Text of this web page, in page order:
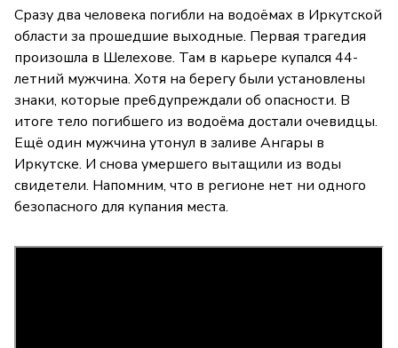
Сразу два человека погибли на водоёмах в Иркутской
области за прошедшие выходные. Первая трагедия
произошла в Шелехове. Там в карьере купался 44-
летний мужчина. Хотя на берегу были установлены
знаки, которые пре6дупреждали об опасности. В
итоге тело погибшего из водоёма достали очевидцы.
Ещё один мужчина утонул в заливе Ангары в
Иркутске. И снова умершего вытащили из воды
свидетели. Напомним, что в регионе нет ни одного
безопасного для купания места.